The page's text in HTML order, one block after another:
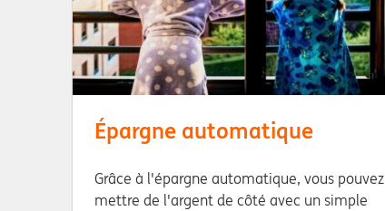
Épargne automatique
Grâce à l'épargne automatique, vous pouvez
mettre de l'argent de côté avec un simple